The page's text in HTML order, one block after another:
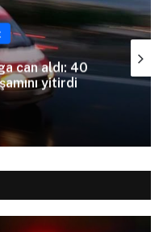
can aldı: 40
yitirdi